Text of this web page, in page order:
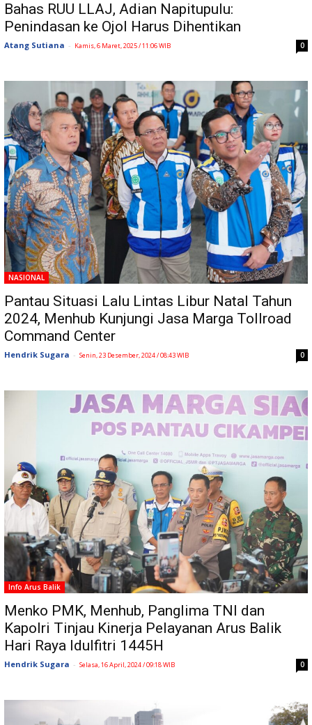
Bahas RUU LLAJ, Adian Napitupulu:
Penindasan ke Ojol Harus Dihentikan
Atang Sutiana - Kamis, 6 Maret, 2025 / 11:06 WIB 0
NASIONAL
Pantau Situasi Lalu Lintas Libur Natal Tahun
2024, Menhub Kunjungi Jasa Marga Tollroad
Command Center
Hendrik Sugara - Senin, 23 Desember, 2024 / 08:43 WIB 0
Info Arus Balik
Menko PMK, Menhub, Panglima TNI dan
Kapolri Tinjau Kinerja Pelayanan Arus Balik
Hari Raya Idulfitri 1445H
Hendrik Sugara - Selasa, 16 April, 2024 / 09:18 WIB 0